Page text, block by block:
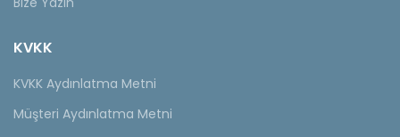
KVKK
KVKK Aydınlatma Metni
Müşteri Aydınlatma Metni